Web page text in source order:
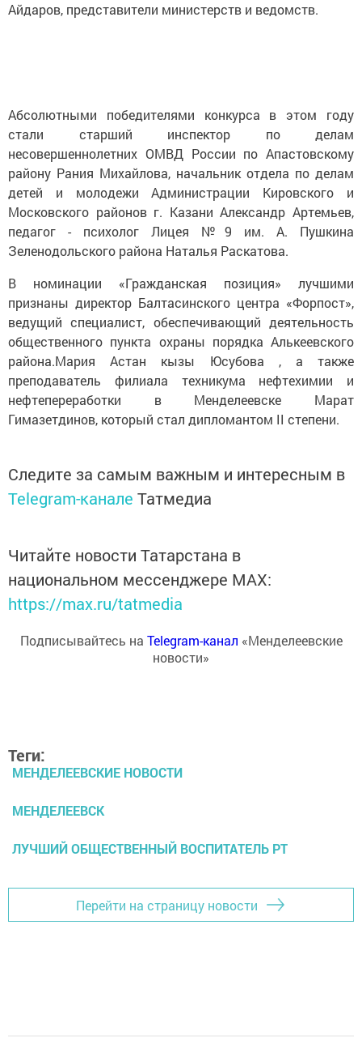
Айдаров, представители министерств и ведомств.
Абсолютными победителями конкурса в этом году
стали старший инспектор по делам
несовершеннолетних ОМВД России по Апастовскому
району Рания Михайлова, начальник отдела по делам
детей и молодежи Администрации Кировского и
Московского районов г. Казани Александр Артемьев,
педагог - психолог Лицея №9 им. А. Пушкина
Зеленодольского района Наталья Раскатова.
В номинации «Гражданская позиция» лучшими
признаны директор Балтасинского центра «Форпост»,
ведущий специалист, обеспечивающий деятельность
общественного пункта охраны порядка Алькеевского
района.Мария Астан кызы Юсубова , а также
преподаватель филиала техникума нефтехимии и
нефтепереработки в Менделеевске Марат
Гимазетдинов, который стал дипломантом II степени.
Следите за самым важным и интересным в
Telegram-канале Татмедиа
Читайте новости Татарстана в
национальном мессенджере MАХ:
https://max.ru/tatmedia
Подписывайтесь на Telegram-канал «Менделеевские
новости»
Теги:
МЕНДЕЛЕЕВСКИЕ НОВОСТИ
МЕНДЕЛЕЕВСК
ЛУЧШИЙ ОБЩЕСТВЕННЫЙ ВОСПИТАТЕЛЬ РТ
Перейти на страницу новости